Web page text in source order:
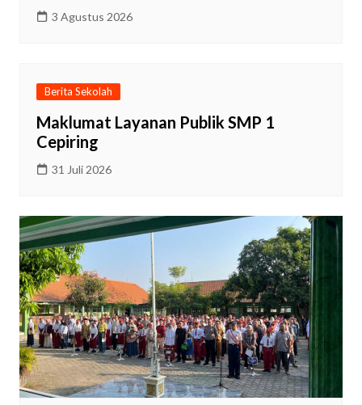
3 Agustus 2026
Berita Sekolah
Maklumat Layanan Publik SMP 1
Cepiring
31 Juli 2026